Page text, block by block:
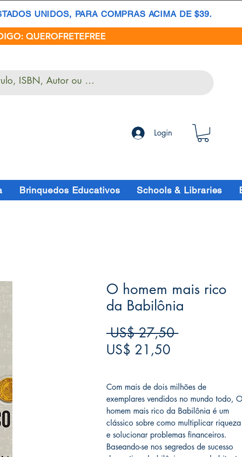
UNIDOS, PARA COMPRAS ACIMA DE $39.
QUEROFRETEFREE
Login
Brinquedos Educativos Schools & Libraries
O homem mais rico
da Babilônia
US$ 27,50 Preço
US$ 21,50
Com mais de dois milhões de
exemplares vendidos no mundo todo,
homem mais rico da Babilônia é um
clássico sobre como multiplicar riqueza
e solucionar problemas financeiros.
Baseando-se nos segredos de sucesso